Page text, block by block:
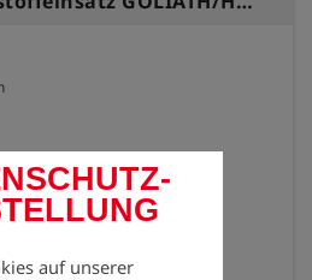
auf unserer